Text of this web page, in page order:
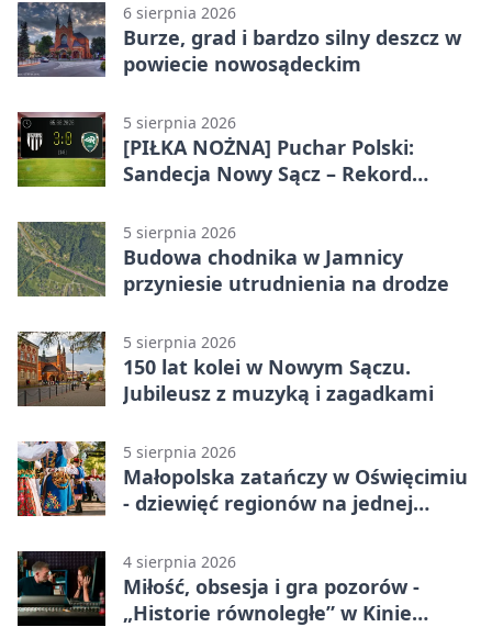
6 sierpnia 2026
Burze, grad i bardzo silny deszcz w
powiecie nowosądeckim
5 sierpnia 2026
[PIŁKA NOŻNA] Puchar Polski:
Sandecja Nowy Sącz – Rekord
5 sierpnia 2026
Budowa chodnika w Jamnicy
przyniesie utrudnienia na drodze
5 sierpnia 2026
150 lat kolei w Nowym Sączu.
Jubileusz z muzyką i zagadkami
5 sierpnia 2026
Małopolska zatańczy w Oświęcimiu
- dziewięć regionów na jednej
4 sierpnia 2026
Miłość, obsesja i gra pozorów -
„Historie równoległe” w Kinie